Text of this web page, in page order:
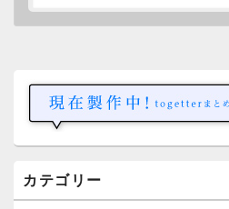
バ
ウカテゴリー